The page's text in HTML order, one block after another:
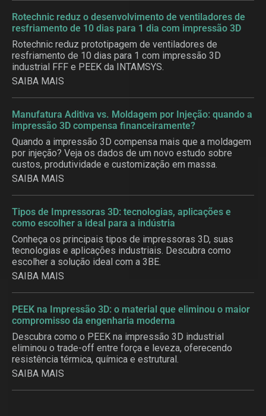
Rotechnic reduz o desenvolvimento de ventiladores de
resfriamento de 10 dias para 1 dia com impressão 3D
Rotechnic reduz prototipagem de ventiladores de
resfriamento de 10 dias para 1 com impressão 3D
industrial FFF e PEEK da INTAMSYS.
SAIBA MAIS
Manufatura Aditiva vs. Moldagem por Injeção: quando a
impressão 3D compensa financeiramente?
Quando a impressão 3D compensa mais que a moldagem
por injeção? Veja os dados de um novo estudo sobre
custos, produtividade e customização em massa.
SAIBA MAIS
Tipos de Impressoras 3D: tecnologias, aplicações e
como escolher a ideal para a indústria
Conheça os principais tipos de impressoras 3D, suas
tecnologias e aplicações industriais. Descubra como
escolher a solução ideal com a 3BE.
SAIBA MAIS
PEEK na Impressão 3D: o material que eliminou o maior
compromisso da engenharia moderna
Descubra como o PEEK na impressão 3D industrial
eliminou o trade-off entre força e leveza, oferecendo
resistência térmica, química e estrutural.
SAIBA MAIS